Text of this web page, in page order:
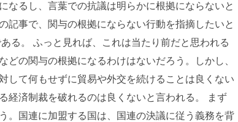
なるし、言葉での抗議は明らかに根拠にならないと
記事で、関与の根拠にならない行動を指摘したいと
る。 ふっと見れば、これは当たり前だと思われる
の関与の根拠になるわけはないだろう。しかし、
して何もせずに貿易や外交を続けることは良くない
経済制裁を破れるのは良くないと言われる。 まず
。国連に加盟する国は、国連の決議に従う義務を背